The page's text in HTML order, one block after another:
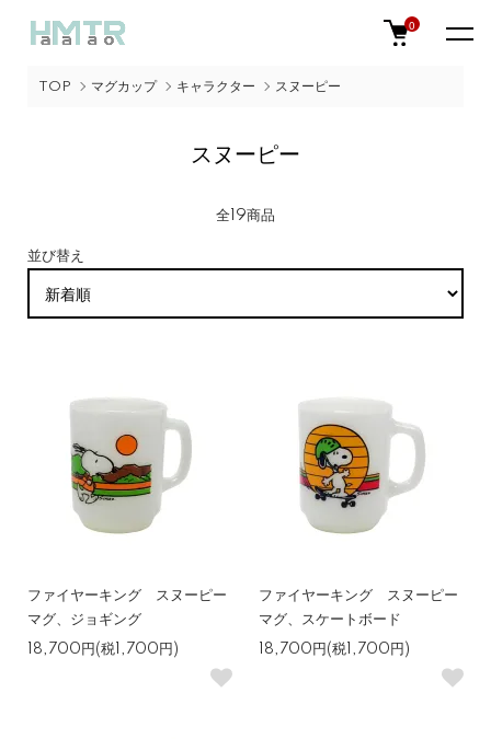
0
TOP マグカップ キャラクター スヌーピー
スヌーピー
全19商品
並び替え
ファイヤーキング スヌーピー
マグ、ジョギング
18,700円(税1,700円)
ファイヤーキング スヌーピー
マグ、スケートボード
18,700円(税1,700円)